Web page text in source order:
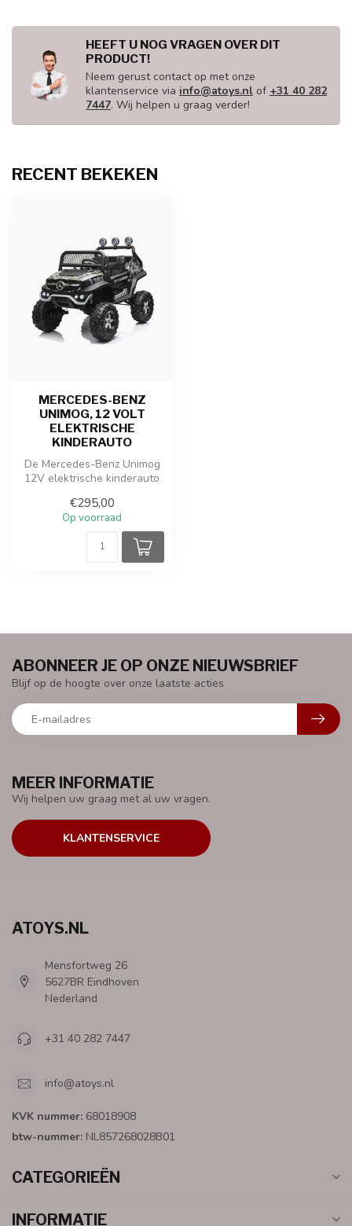
HEEFT U NOG VRAGEN OVER DIT
PRODUCT!
Neem gerust contact op met onze
klantenservice via info@atoys.nl of +31 40 282
7447. Wij helpen u graag verder!
RECENT BEKEKEN
MERCEDES-BENZ
UNIMOG, 12 VOLT
ELEKTRISCHE
KINDERAUTO
De Mercedes-Benz Unimog
12V elektrische kinderauto
klein...
€295,00
Op voorraad
MEER INFORMATIE
Wij helpen uw graag met al uw vragen.
KLANTENSERVICE
ABONNEER JE OP ONZE NIEUWSBRIEF
Blijf op de hoogte over onze laatste acties
ATOYS.NL
Mensfortweg 26
5627BR Eindhoven
Nederland
+31 40 282 7447
info@atoys.nl
KVK nummer: 68018908
btw-nummer: NL857268028B01
CATEGORIEËN
INFORMATIE